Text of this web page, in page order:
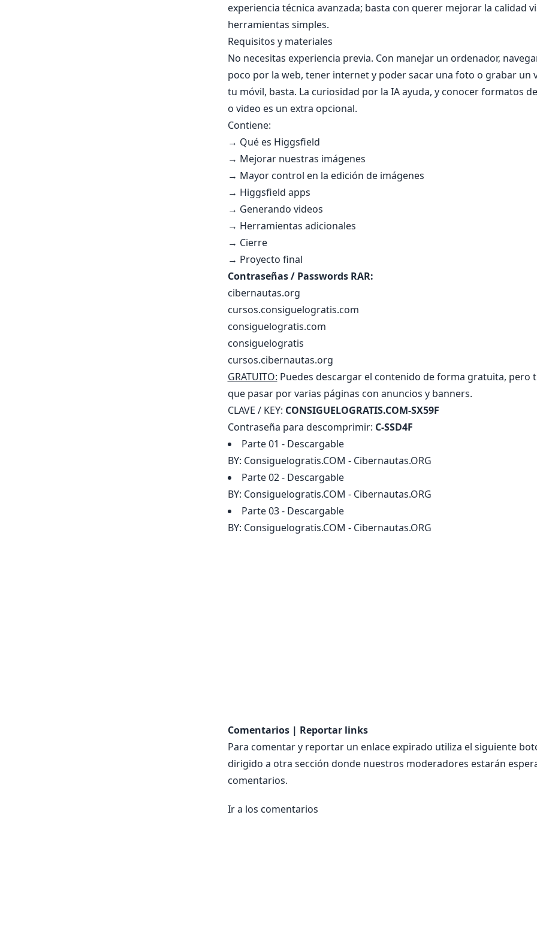
experiencia técnica avanzada; basta con querer mejorar la calidad
herramientas simples.
Requisitos y materiales
No necesitas experiencia previa. Con manejar un ordenador,
poco por la web, tener internet y poder sacar una foto o grabar un
tu móvil, basta. La curiosidad por la IA ayuda, y conocer formatos
o video es un extra opcional.
Contiene:
→ Qué es Higgsfield
→ Mejorar nuestras imágenes
→ Mayor control en la edición de imágenes
→ Higgsfield apps
→ Generando videos
→ Herramientas adicionales
→ Cierre
→ Proyecto final
Contraseñas / Passwords RAR:
cibernautas.org
cursos.consiguelogratis.com
consiguelogratis.com
consiguelogratis
cursos.cibernautas.org
GRATUITO: Puedes descargar el contenido de forma gratuita, pero
que pasar por varias páginas con anuncios y banners.
CLAVE / KEY: CONSIGUELOGRATIS.COM-SX59F
Contraseña para descomprimir: C-SSD4F
Parte 01 - Descargable
BY: Consiguelogratis.COM - Cibernautas.ORG
Parte 02 - Descargable
BY: Consiguelogratis.COM - Cibernautas.ORG
Parte 03 - Descargable
BY: Consiguelogratis.COM - Cibernautas.ORG
Comentarios | Reportar links
Para comentar y reportar un enlace expirado utiliza el siguiente
dirigido a otra sección donde nuestros moderadores estarán
comentarios.
Ir a los comentarios